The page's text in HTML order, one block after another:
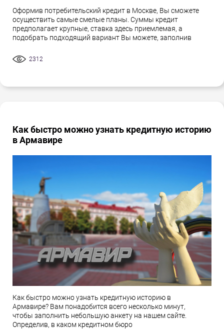
Оформив потребительский кредит в Москве, Вы сможете
осуществить самые смелые планы. Суммы кредит
предполагает крупные, ставка здесь приемлемая, а
подобрать подходящий вариант Вы можете, заполнив
2312
Как быстро можно узнать кредитную историю
в Армавире
Как быстро можно узнать кредитную историю в
Армавире? Вам понадобится всего несколько минут,
чтобы заполнить небольшую анкету на нашем сайте.
Определив, в каком кредитном бюро